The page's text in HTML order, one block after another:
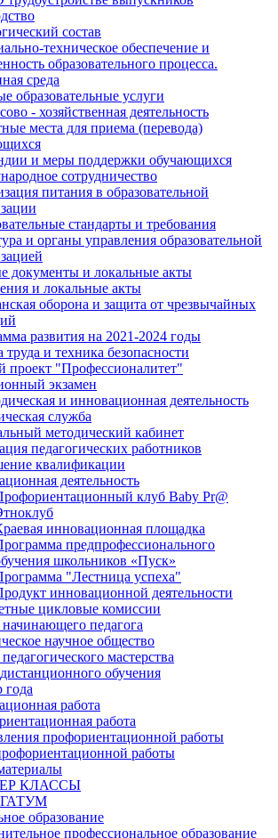
состав
техническое обеспечение и
образовательного процесса.
среда
образовательные услуги
- хозяйственная деятельность
места для приема (перевода)
и меры поддержки обучающихся
сотрудничество
питания в образовательной
стандарты и требования
и органы управления образовательной
документы и локальные акты
и локальные акты
оборона и защита от чрезвычайных
развития на 2021-2024 годы
труда и техника безопасности
проект "Профессионалитет"
экзамен
и инновационная деятельность
служба
методический кабинет
педагогических работников
квалификации
деятельность
клуб Baby Pr@
инновационная площадка
предпрофессионального
школьников «Пуск»
"Лестница успеха"
инновационной деятельности
цикловые комиссии
педагога
научное общество
мастерства
обучения
года
работа
работа
профориентационной работы
работы
КЛАССЫ
образование
профессиональное образование